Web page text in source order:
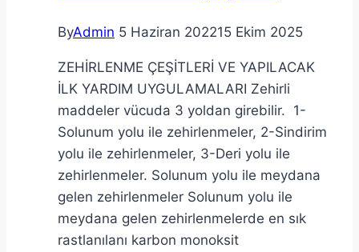
ByAdmin 5 Haziran 202215 Ekim 2025
ZEHİRLENME ÇEŞİTLERİ VE YAPILACAK
İLK YARDIM UYGULAMALARI Zehirli
maddeler vücuda 3 yoldan girebilir. 1-
Solunum yolu ile zehirlenmeler, 2-Sindirim
yolu ile zehirlenmeler, 3-Deri yolu ile
zehirlenmeler. Solunum yolu ile meydana
gelen zehirlenmeler Solunum yolu ile
meydana gelen zehirlenmelerde en sık
rastlanılanı karbon monoksit